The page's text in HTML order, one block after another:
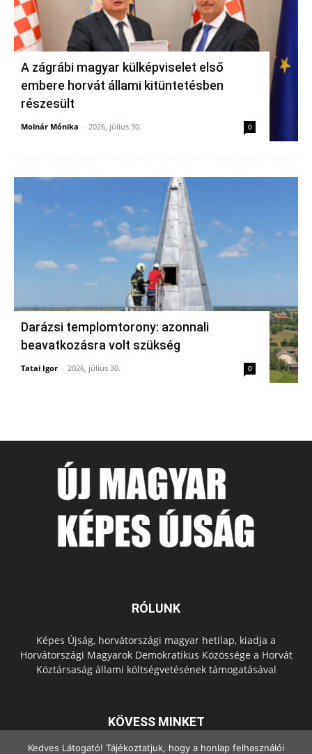
A zágrábi magyar külképviselet első
embere horvát állami kitüntetésben
részesült
Molnár Mónika - 2026, július 30. 0
Darázsi templomtorony: azonnali
beavatkozásra volt szükség
Tatai Igor - 2026, július 30. 0
RÓLUNK
Képes Újság, horvátországi magyar hetilap, kiadja a
Horvátországi Magyarok Demokratikus Közössége a Horvát
Köztársaság állami költségvetésének támogatásával
KÖVESS MINKET
Kedves Látogató! Tájékoztatjuk, hogy a honlap felhasználói